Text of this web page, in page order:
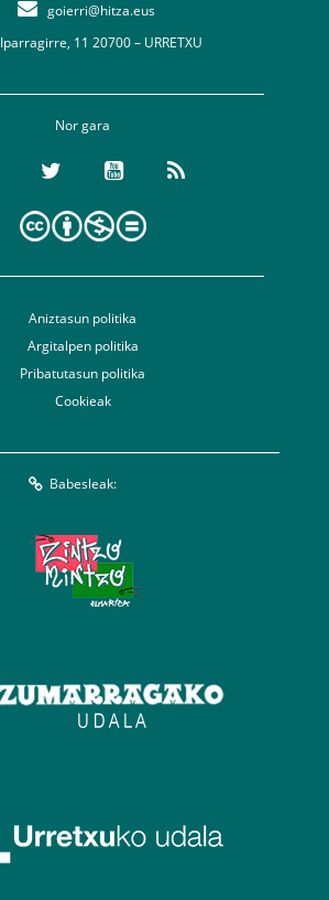
goierri@hitza.eus
Iparragirre, 11 20700 – URRETXU
Nor gara
Aniztasun politika
Argitalpen politika
Pribatutasun politika
Cookieak
Babesleak: